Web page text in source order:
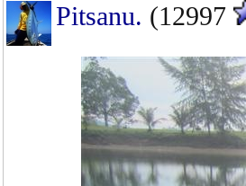
Pitsanu. (12997